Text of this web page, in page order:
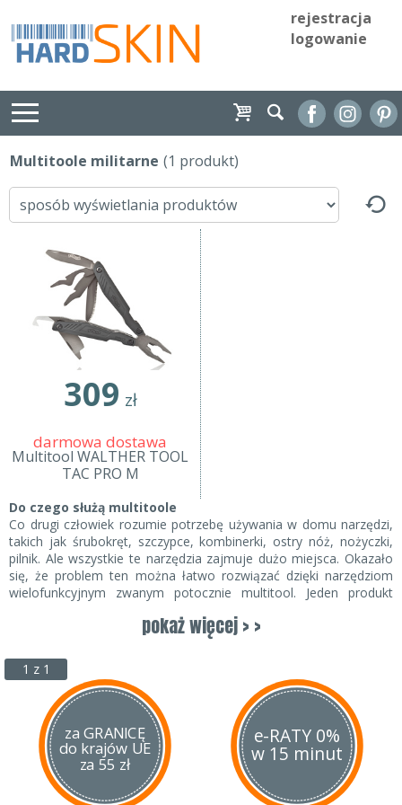
rejestracja
logowanie
Multitoole militarne (1 produkt)
309 zł
darmowa dostawa
Multitool WALTHER TOOL
TAC PRO M
Do czego służą multitoole
Co drugi człowiek rozumie potrzebę używania w domu narzędzi,
takich jak śrubokręt, szczypce, kombinerki, ostry nóż, nożyczki,
pilnik. Ale wszystkie te narzędzia zajmuje dużo miejsca. Okazało
się, że problem ten można łatwo rozwiązać dzięki narzędziom
wielofunkcyjnym zwanym potocznie multitool. Jeden produkt
także wiele innych. To kompaktowe i niezawodne
powinno znajdować się w domu każdego
ekonomicznego człowieka.
podróży, wędkowania lub polowania.
O producencie narzędzi wielofunkcyjnych Leatherman
Może to dla wielu osób wydawać się zaskakujące, ale impulsem
do powstania firmy Leatherman Tool Group był brak wody w
hotelu i niekończące się kaprysy starego samochodu. W 1975
roku Tim Leserman odbył 10-miesięczną podróż do Europy. Miał
mało pieniędzy i musiał rozwiązać swoje problemy z
pokaż więcej > >
za GRANICĘ
do krajów UE
za 55 zł
e-RATY 0%
w 15 minut
1 z 1